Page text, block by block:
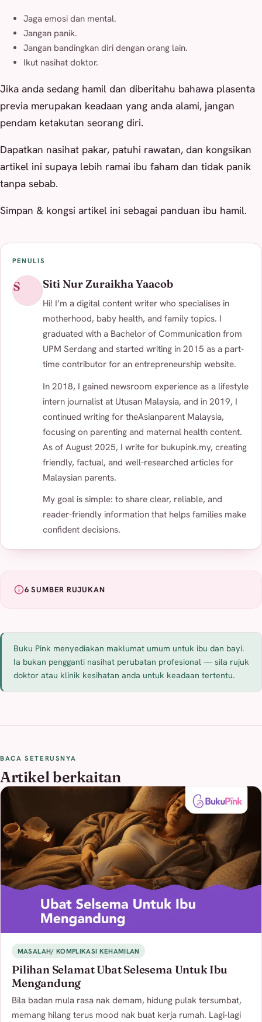
Jaga emosi dan mental.
Jangan panik.
Jangan bandingkan diri dengan orang lain.
Ikut nasihat doktor.
Jika anda sedang hamil dan diberitahu bahawa plasenta
previa merupakan keadaan yang anda alami, jangan
pendam ketakutan seorang diri.
Dapatkan nasihat pakar, patuhi rawatan, dan kongsikan
artikel ini supaya lebih ramai ibu faham dan tidak panik
tanpa sebab.
Simpan & kongsi artikel ini sebagai panduan ibu hamil.
PENULIS
S Siti Nur Zuraikha Yaacob
Hi! I’m a digital content writer who specialises in
motherhood, baby health, and family topics. I
graduated with a Bachelor of Communication from
UPM Serdang and started writing in 2015 as a part-
time contributor for an entrepreneurship website.
In 2018, I gained newsroom experience as a lifestyle
intern journalist at Utusan Malaysia, and in 2019, I
continued writing for theAsianparent Malaysia,
focusing on parenting and maternal health content.
As of August 2025, I write for bukupink.my, creating
friendly, factual, and well-researched articles for
Malaysian parents.
My goal is simple: to share clear, reliable, and
reader-friendly information that helps families make
confident decisions.
6 SUMBER RUJUKAN
Buku Pink menyediakan maklumat umum untuk ibu dan bayi.
Ia bukan pengganti nasihat perubatan profesional — sila rujuk
doktor atau klinik kesihatan anda untuk keadaan tertentu.
BACA SETERUSNYA
Artikel berkaitan
MASALAH/ KOMPLIKASI KEHAMILAN
Pilihan Selamat Ubat Selesema Untuk Ibu
Mengandung
Bila badan mula rasa nak demam, hidung pulak tersumbat,
memang hilang terus mood nak buat kerja rumah. Lagi-lagi